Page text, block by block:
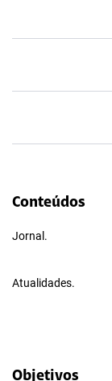
Conteúdos
Jornal.
Atualidades.
Objetivos